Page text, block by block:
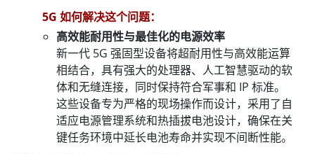
5G 如何解决这个问题：
高效能耐用性与最佳化的电源效率
新一代 5G 强固型设备将超耐用性与高效能运算
相结合，具有强大的处理器、人工智慧驱动的软
体和无缝连接，同时保持符合军事和 IP 标准。
这些设备专为严格的现场操作而设计，采用了自
适应电源管理系统和热插拔电池设计，确保在关
键任务环境中延长电池寿命并实现不间断性能。